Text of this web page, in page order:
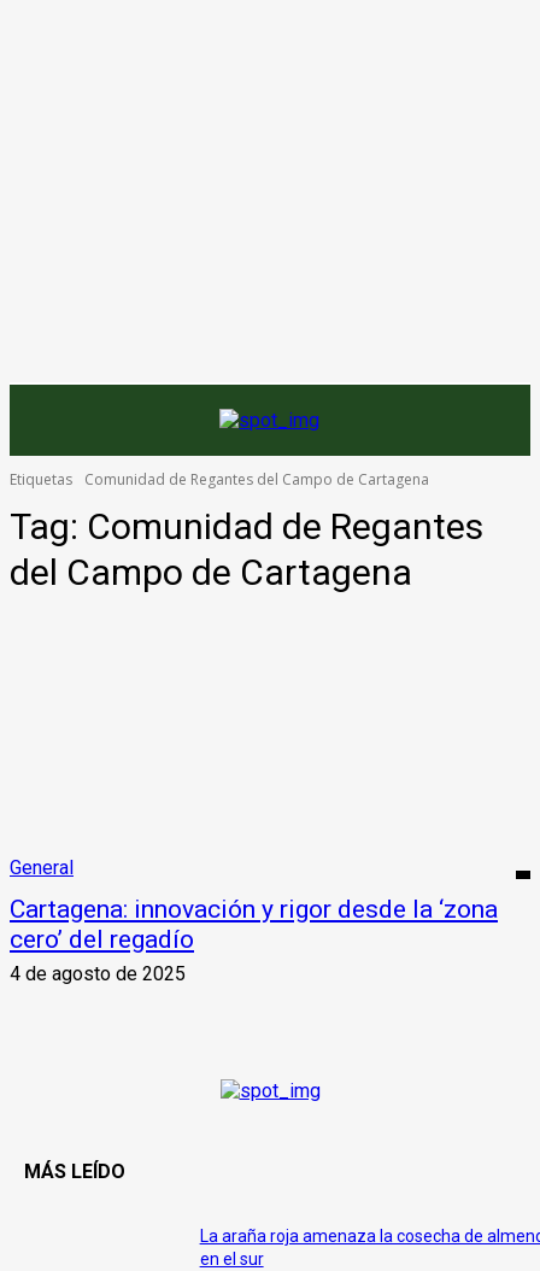
Etiquetas Comunidad de Regantes del Campo de Cartagena
Tag: Comunidad de Regantes
del Campo de Cartagena
General
Cartagena: innovación y rigor desde la ‘zona
cero’ del regadío
4 de agosto de 2025
MÁS LEÍDO
La araña roja amenaza la cosecha de
en el sur